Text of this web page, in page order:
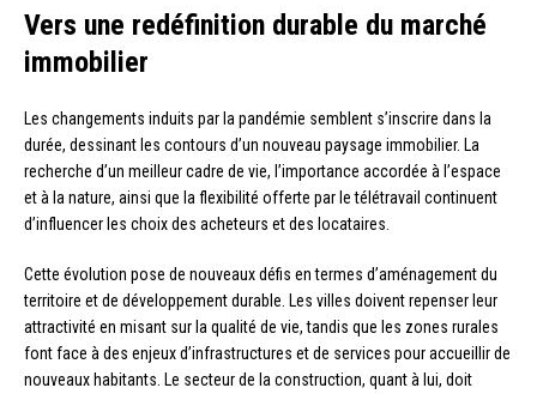
Vers une redéfinition durable du marché
immobilier
Les changements induits par la pandémie semblent s’inscrire dans la
durée, dessinant les contours d’un nouveau paysage immobilier. La
recherche d’un meilleur cadre de vie, l’importance accordée à l’espace
et à la nature, ainsi que la flexibilité offerte par le télétravail continuent
d’influencer les choix des acheteurs et des locataires.
Cette évolution pose de nouveaux défis en termes d’aménagement du
territoire et de développement durable. Les villes doivent repenser leur
attractivité en misant sur la qualité de vie, tandis que les zones rurales
font face à des enjeux d’infrastructures et de services pour accueillir de
nouveaux habitants. Le secteur de la construction, quant à lui, doit